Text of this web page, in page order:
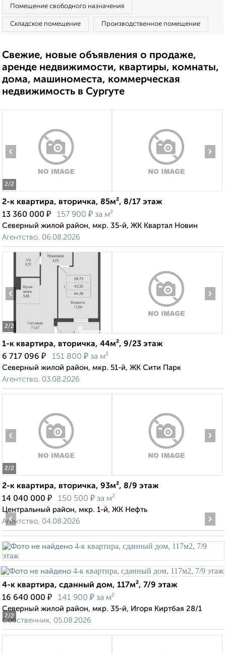
Помещение свободного назначения
Складское помещение Производственное помещение
Свежие, новые объявления о продаже,
аренде недвижимости, квартиры, комнаты,
дома, машиноместа, коммерческая
недвижимость в Сургуте
2/2
‹ ›
2-к квартира, вторичка, 85м², 8/17 этаж
13 360 000 ₽ 157 900 ₽ за м²
Северный жилой район, мкр. 35-й, ЖК Квартал Новин
Агентство, 06.08.2026
2/2
‹ ›
1-к квартира, вторичка, 44м², 9/23 этаж
6 717 096 ₽ 151 800 ₽ за м²
Северный жилой район, мкр. 51-й, ЖК Сити Парк
Агентство, 03.08.2026
2/2
‹ ›
2-к квартира, вторичка, 93м², 8/9 этаж
14 040 000 ₽ 150 500 ₽ за м²
Центральный район, мкр. 1-й, ЖК Нефть
Агентство, 04.08.2026
2/2
‹ ›
4-к квартира, сданный дом, 117м², 7/9 этаж
16 640 000 ₽ 141 900 ₽ за м²
Северный жилой район, мкр. 35-й, Игоря Киртбая 28/1
Собственник, 05.08.2026